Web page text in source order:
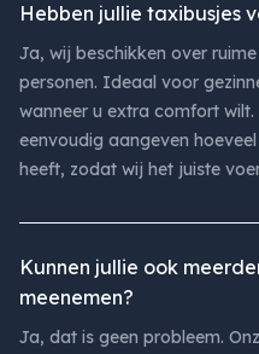
Hebben jullie taxibusjes
Ja, wij beschikken over
personen. Ideaal voor
wanneer u extra comfort
eenvoudig aangeven
heeft, zodat wij het juiste
Kunnen jullie ook
meenemen?
Ja, dat is geen probleem.